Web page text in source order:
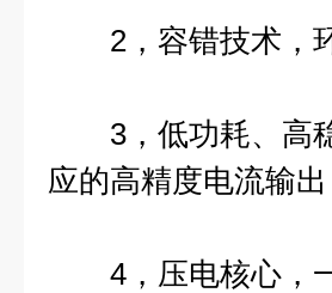
2，容错技术，环
3，低功耗、高稳
应的高精度电流输出
4，压电核心，一